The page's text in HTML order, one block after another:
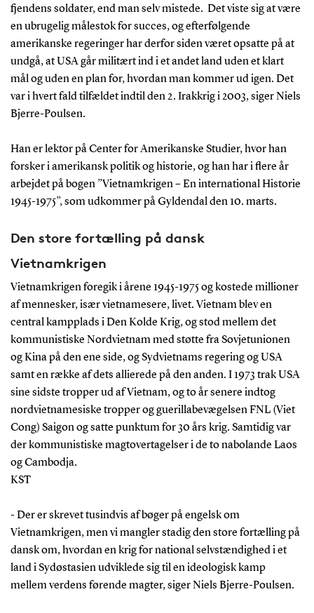
fjendens soldater, end man selv mistede. Det viste sig at være
en ubrugelig målestok for succes, og efterfølgende
amerikanske regeringer har derfor siden været opsatte på at
undgå, at USA går militært ind i et andet land uden et klart
mål og uden en plan for, hvordan man kommer ud igen. Det
var i hvert fald tilfældet indtil den 2. Irakkrig i 2003, siger Niels
Bjerre-Poulsen.
Han er lektor på Center for Amerikanske Studier, hvor han
forsker i amerikansk politik og historie, og han har i flere år
arbejdet på bogen ”Vietnamkrigen – En international Historie
1945-1975”, som udkommer på Gyldendal den 10. marts.
Den store fortælling på dansk
Vietnamkrigen
Vietnamkrigen foregik i årene 1945-1975 og kostede millioner
af mennesker, især vietnamesere, livet. Vietnam blev en
central kampplads i Den Kolde Krig, og stod mellem det
kommunistiske Nordvietnam med støtte fra Sovjetunionen
og Kina på den ene side, og Sydvietnams regering og USA
samt en række af dets allierede på den anden. I 1973 trak USA
sine sidste tropper ud af Vietnam, og to år senere indtog
nordvietnamesiske tropper og guerillabevægelsen FNL (Viet
Cong) Saigon og satte punktum for 30 års krig. Samtidig var
der kommunistiske magtovertagelser i de to nabolande Laos
og Cambodja.
KST
- Der er skrevet tusindvis af bøger på engelsk om
Vietnamkrigen, men vi mangler stadig den store fortælling på
dansk om, hvordan en krig for national selvstændighed i et
land i Sydøstasien udviklede sig til en ideologisk kamp
mellem verdens førende magter, siger Niels Bjerre-Poulsen.